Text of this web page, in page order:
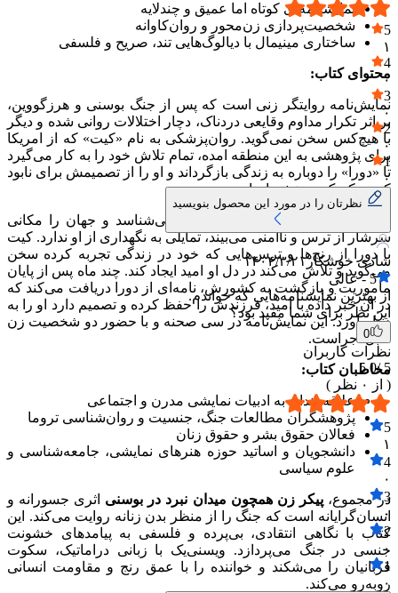
نمایشنامه‌ای کوتاه اما عمیق و چندلایه
شخصیت‌پردازی زن‌محور و روان‌کاوانه
ساختاری مینیمال با دیالوگ‌هایی تند، صریح و فلسفی
محتوای کتاب:
نمایش‌نامه روایتگر زنی است که پس از جنگ بوسنی و هرزگووین،
بر اثر تکرار مداوم وقایعی دردناک، دچار اختلالات روانی شده و دیگر
با هیچ‌کس سخن نمی‌گوید. روان‌پزشکی به نام «کیت» که از امریکا
برای پژوهشی به این منطقه امده، تمام تلاش خود را به کار می‌گیرد
تا «دورا» را دوباره به زندگی بازگرداند و او را از تصمیمش برای نابود
کردن کودک درونش بازدارد.
دورا به دلیل ان‌که پدر فرزندش را نمی‌شناسد و جهان را مکانی
سرشار از ترس و ناامنی می‌بیند، تمایلی به نگهداری از او ندارد. کیت
با دورا از رنج‌ها و ترس‌هایی که خود در زندگی تجربه کرده سخن
می‌گوید و تلاش می‌کند در دل او امید ایجاد کند. چند ماه پس از پایان
ماموریت و بازگشت به کشورش، نامه‌ای از دورا دریافت می‌کند که
در ان خبر داده با امید، فرزندش را حفظ کرده و تصمیم دارد او را به
دنیا بیاورد. این نمایش‌نامه در سی صحنه و با حضور دو شخصیت زن
قابل اجراست.
مخاطبان کتاب:
علاقه‌مندان به ادبیات نمایشی مدرن و اجتماعی
پژوهشگران مطالعات جنگ، جنسیت و روان‌شناسی تروما
فعالان حقوق بشر و حقوق زنان
دانشجویان و اساتید حوزه هنرهای نمایشی، جامعه‌شناسی و
علوم سیاسی
در مجموع،پیکر زن همچون میدان نبرد در بوسنی اثری جسورانه و
انسان‌گرایانه است که جنگ را از منظر بدن زنانه روایت می‌کند. این
کتاب با نگاهی انتقادی، بی‌پرده و فلسفی به پیامدهای خشونت
جنسی در جنگ می‌پردازد. ویسنی‌یک با زبانی دراماتیک، سکوت
قربانیان را می‌شکند و خواننده را با عمق رنج و مقاومت انسانی
روبه‌رو می‌کند.
5
۱
4
۰
3
۰
2
۰
1
۰
نظرتان را در مورد این محصول بنویسید
شادی خوشکار۱۴۰۴/۳/۲۱
5
-عالی
از بهترین نمایشنامه‌هایی که خواندم.
این نظر برای شما مفید بود؟
0
نظرات کاربران
5 /
5.0
( از
۰ نظر )
5
۱
4
۰
3
۰
2
۰
1
۰